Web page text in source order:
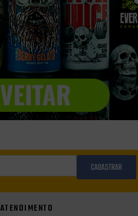
CADASTRAR
ATENDIMENTO